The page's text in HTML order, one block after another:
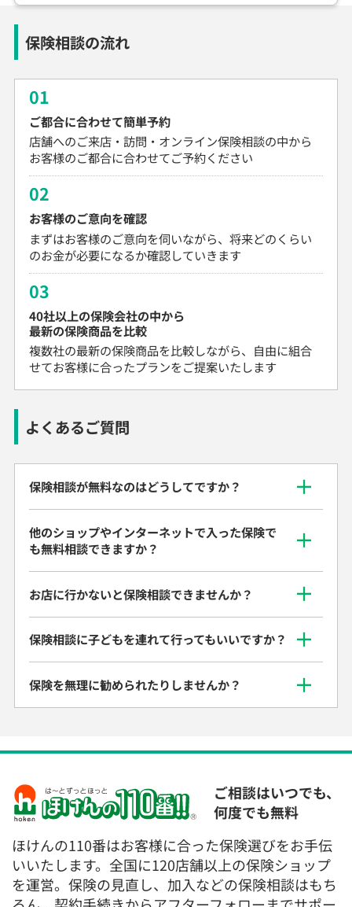
保険相談の流れ
01
ご都合に合わせて簡単予約
店舗へのご来店・訪問・オンライン保険相談の中から
お客様のご都合に合わせてご予約ください
02
お客様のご意向を確認
まずはお客様のご意向を伺いながら、将来どのくらい
のお金が必要になるか確認していきます
03
40社以上の保険会社の中から
最新の保険商品を比較
複数社の最新の保険商品を比較しながら、自由に組合
せてお客様に合ったプランをご提案いたします
よくあるご質問
保険相談が無料なのはどうしてですか？
他のショップやインターネットで入った保険で
も無料相談できますか？
お店に行かないと保険相談できませんか？
保険相談に子どもを連れて行ってもいいですか？
保険を無理に勧められたりしませんか？
ご相談はいつでも、
何度でも無料
ほけんの110番はお客様に合った保険選びをお手伝
いいたします。全国に120店舗以上の保険ショップ
を運営。保険の見直し、加入などの保険相談はもち